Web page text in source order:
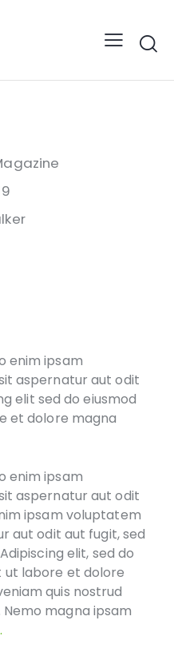
enim ipsam
aspernatur aut odit
elit sed do eiusmod
et dolore magna
enim ipsam
aspernatur aut odit
ipsam voluptatem
aut odit aut fugit, sed
elit, sed do
ut labore et dolore
quis nostrud
magna ipsam